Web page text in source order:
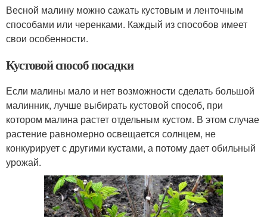
Весной малину можно сажать кустовым и ленточным
способами или черенками. Каждый из способов имеет
свои особенности.
Кустовой способ посадки
Если малины мало и нет возможности сделать большой
малинник, лучше выбирать кустовой способ, при
котором малина растет отдельным кустом. В этом случае
растение равномерно освещается солнцем, не
конкурирует с другими кустами, а потому дает обильный
урожай.